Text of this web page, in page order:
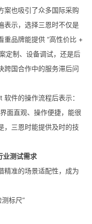
案也吸引了众多国际采购
表示，选择三恩时不仅是
重品牌能提供 “高性价比 +
定制、设备调试，还是后
跨国合作中的服务滞后问
件的操作流程后表示：
面直观、操作便捷，能很
，三恩时能提供及时的技
业测试需求
精准的场景适配性，成为
标尺”